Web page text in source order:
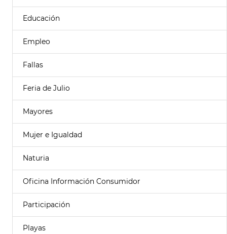
Educación
Empleo
Fallas
Feria de Julio
Mayores
Mujer e Igualdad
Naturia
Oficina Información Consumidor
Participación
Playas